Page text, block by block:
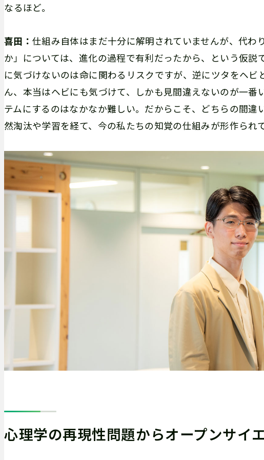
――なるほど。
喜田：仕組み自体はまだ十分に解明されていませんが、代
か」については、進化の過程で有利だったから、という仮
に気づけないのは命に関わるリスクですが、逆にツタをヘ
ん、本当はヘビにも気づけて、しかも見間違えないのが一
テムにするのはなかなか難しい。だからこそ、どちらの間
然淘汰や学習を経て、今の私たちの知覚の仕組みが形作られ
心理学の再現性問題からオープンサイ